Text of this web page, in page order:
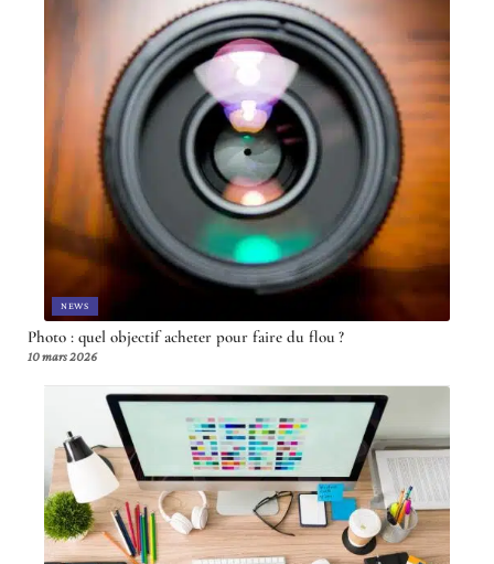
NEWS
Photo : quel objectif acheter pour faire du flou ?
10 mars 2026